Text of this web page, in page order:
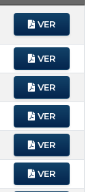
VER
VER
VER
VER
VER
VER